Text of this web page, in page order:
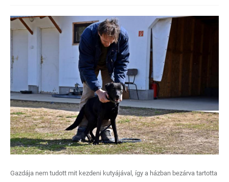
Gazdája nem tudott mit kezdeni kutyájával, így a házban bezárva tartotta